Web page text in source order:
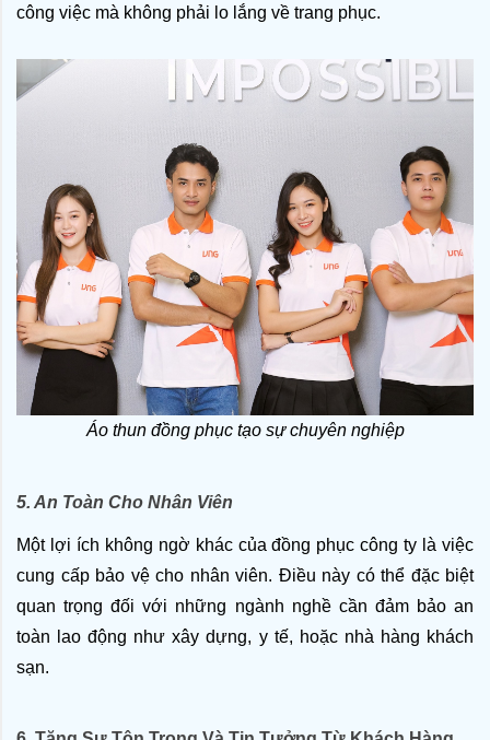
công việc mà không phải lo lắng về trang phục.
Áo thun đồng phục tạo sự chuyên nghiệp
5. An Toàn Cho Nhân Viên
Một lợi ích không ngờ khác của đồng phục công ty là việc
cung cấp bảo vệ cho nhân viên. Điều này có thể đặc biệt
quan trọng đối với những ngành nghề cần đảm bảo an
toàn lao động như xây dựng, y tế, hoặc nhà hàng khách
sạn.